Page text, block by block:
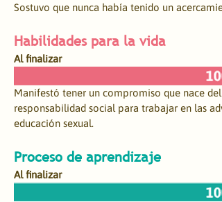
Sostuvo que nunca había tenido un
​Habilidades para la vida
Al finalizar
Manifestó tener un compromiso que nace
responsabilidad social para trabajar en las
educación sexual.
​Proceso de aprendizaje
Al finalizar